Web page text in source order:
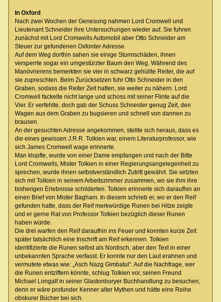
In Oxford
Nach zwei Wochen der Genesung nahmen Lord Cromwell und
Lieutenant Schneider ihre Untersuchungen wieder auf. Sie fuhren
zunächst mit Lord Cromwells Automobil aber Otto Schneider am
Steuer zur gefundenen Oxforder Adresse.
Auf dem Weg dorthin sahen sie einige Sturmschäden, ihnen
versperrte sogar ein umgestürzter Baum den Weg. Während des
Manövrierens bemerkten sie vier in schwarz gehüllte Reiter, die auf
sie zupreschten. Beim Zurücksetzen fuhr Otto Schneider in den
Graben, sodass die Reiter Zeit hatten, sie weiter zu nähern. Lord
Cromwell fackelte nicht lange und schoss mit seiner Flinte auf die
Vier. Er verfehlte, doch gab der Schuss Schneider genug Zeit, den
Wagen aus dem Graben zu bugsieren und schnell von dannen zu
brausen.
An der gesuchten Adresse angekommen, stellte sich heraus, dass es
die eines gewissen J.R.R. Tolkien war, einem Literaturprofessor, wie
sich James Cromwell wage erinnerte.
Man klopfte, wurde von einer Dame empfangen und nach der Bitte
Lord Cromwells, Mister Tolkien in einer Regierungsangelegenheit zu
sprechen, wurde ihnen selbstverständlich Zutritt gewährt. Sie setzten
sich mit Tolkien in seinem Arbeitszimmer zusammen, wo sie ihm ihre
bisherigen Erlebnisse schilderten. Tolkien erinnerte sich daraufhin an
einen Brief von Mister Bagham. In diesem schrieb er, wo er den Reif
gefunden hatte, dass der Reif merkwürdige Runen bei Hitze zeigte
und er gerne Rat von Professor Tolkien bezüglich dieser Runen
haben würde.
Die drei warfen den Reif daraufhin ins Feuer und konnten kurze Zeit
später tatsächlich eine Inschrift am Reif erkennen. Tolkien
identifizierte die Runen selbst als Nordisch, aber den Text in einer
unbekannten Sprache verfasst. Er konnte nur den Laut erahnen und
vermutete etwas wie: „Asch Nazg Gimbatul“. Auf die Nachfrage, wer
die Runen entziffern könnte, schlug Tolkien vor, seinen Freund
Michael Longalf in seiner Glastonburyer Buchhandlung zu besuchen,
denn er wäre profunder Kenner alter Mythen und hätte eine Reihe
obskurer Bücher bei sich.